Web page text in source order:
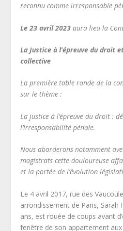
reconnu comme irresponsable
Le 23 avril 2023 aura lieu la
La Justice à l’épreuve du droit
collective
La première table ronde de la
sur le thème :
La justice à l’épreuve du droit :
l’irresponsabilité pénale.
Nous aborderons notamment
magistrats cette douloureuse
et la portée de l’évolution
Le 4 avril 2017, rue des
arrondissement de Paris, Sarah
ans, est rouée de coups avant
fenêtre de son appartement aux